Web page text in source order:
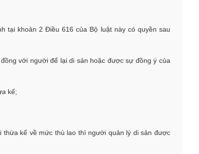
tại khoản 2 Điều 616 của Bộ luật này có quyền sau
với người để lại di sản hoặc được sự đồng ý của
kế;
kế về mức thù lao thì người quản lý di sản được